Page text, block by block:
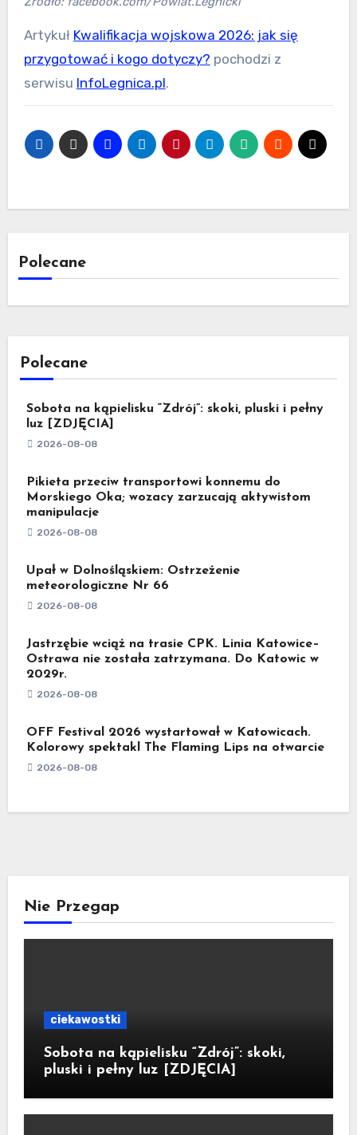
Artykuł Kwalifikacja wojskowa 2026: jak się
przygotować i kogo dotyczy? pochodzi z
serwisu InfoLegnica.pl.
Polecane
Polecane
Sobota na kąpielisku “Zdrój”: skoki, pluski i pełny
luz [ZDJĘCIA]
2026-08-08
Pikieta przeciw transportowi konnemu do
Morskiego Oka; wozacy zarzucają aktywistom
manipulacje
2026-08-08
Upał w Dolnośląskiem: Ostrzeżenie
meteorologiczne Nr 66
2026-08-08
Jastrzębie wciąż na trasie CPK. Linia Katowice–
Ostrawa nie została zatrzymana. Do Katowic w
2029r.
2026-08-08
OFF Festival 2026 wystartował w Katowicach.
Kolorowy spektakl The Flaming Lips na otwarcie
2026-08-08
Nie Przegap
ciekawostki
Sobota na kąpielisku “Zdrój”: skoki,
pluski i pełny luz [ZDJĘCIA]